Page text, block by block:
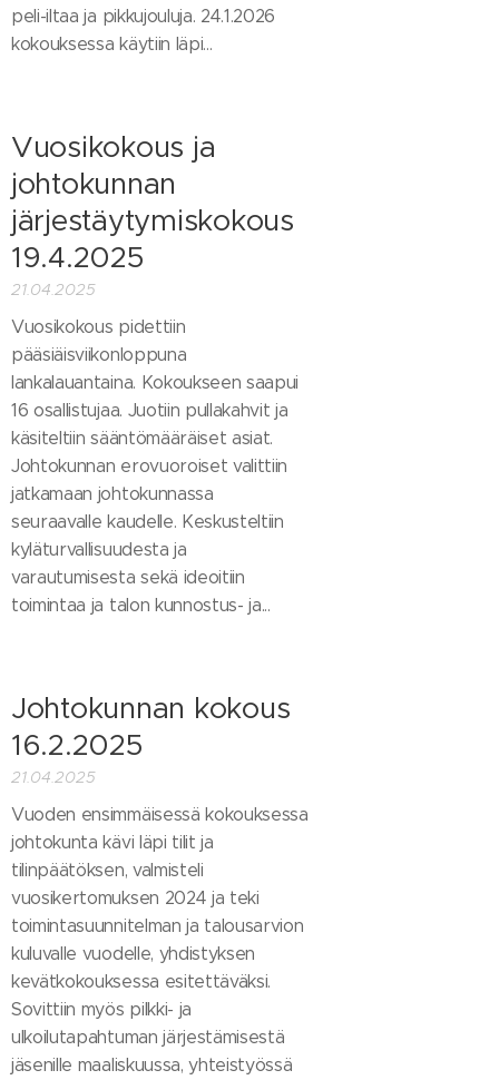
peli-iltaa ja pikkujouluja. 24.1.2026
kokouksessa käytiin läpi...
Vuosikokous ja
johtokunnan
järjestäytymiskokous
19.4.2025
21.04.2025
Vuosikokous pidettiin
pääsiäisviikonloppuna
lankalauantaina. Kokoukseen saapui
16 osallistujaa. Juotiin pullakahvit ja
käsiteltiin sääntömääräiset asiat.
Johtokunnan erovuoroiset valittiin
jatkamaan johtokunnassa
seuraavalle kaudelle. Keskusteltiin
kyläturvallisuudesta ja
varautumisesta sekä ideoitiin
toimintaa ja talon kunnostus- ja...
Johtokunnan kokous
16.2.2025
21.04.2025
Vuoden ensimmäisessä kokouksessa
johtokunta kävi läpi tilit ja
tilinpäätöksen, valmisteli
vuosikertomuksen 2024 ja teki
toimintasuunnitelman ja talousarvion
kuluvalle vuodelle, yhdistyksen
kevätkokouksessa esitettäväksi.
Sovittiin myös pilkki- ja
ulkoilutapahtuman järjestämisestä
jäsenille maaliskuussa, yhteistyössä